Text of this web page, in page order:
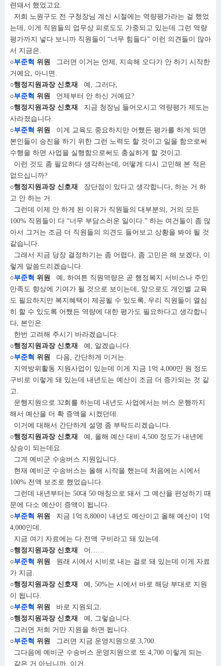
련돼서 했었고요.
저희 노원구도 전 구청장님 계신 시절에는 역량평가라는 걸 했었
는데, 이게 직원들의 업무상 피로도도 가중되고 있는데 그런 역량
평가까지 넣다 보니까 직원들이 “너무 힘들다” 이런 의견들이 많아
서 지금은.
○부준혁 위원
그러면 이거는 언제, 지속해 오다가 안 하기 시작한
거예요, 아니면.
○행정지원과장 신호재
예, 그러다,
○부준혁 위원
언제부터 안 하신 거예요?
○행정지원과장 신호재
지금 청장님 들어오시고 역량평가 제도는
사라졌습니다.
○부준혁 위원
이게 교육도 중요하지만 어쨌든 평가를 하게 되면
본인들이 승진을 하기 위한 그런 노력도 할 것이고 일을 함으로써
수행을 하면 사업을 실행함으로써도 충실하게 할 것이고.
이런 것도 좀 필요하다 생각하는데, 어떻게 다시 고민해 본 적은
없으십니까?
○행정지원과장 신호재
장단점이 있다고 생각합니다, 하는 거 하
고 안 하는 거.
그런데 이제 안 하게 된 이유가 직원들의 대부분의, 거의 모든
100% 직원들이 다 “너무 부담스러운 일이다.” 하는 여건들이 좀 많
아서 그거는 조금 더 직원들의 의견도 들어보고 상황을 봐야 될 것
같습니다.
그래서 지금 당장 결정하기는 좀 어렵다, 좀 고민은 해 보겠다, 이
렇게 말씀드리겠습니다.
○부준혁 위원
예, 하여튼 직원역량은 곧 행정복지 서비스나 주민
만족도 향상에 기여가 될 것으로 보이는데, 앞으로도 개인별 교육
도 필요하지만 복지혜택이 제공될 수 있도록, 우리 직원들이 열심
히 할 수 있도록 어쨌든 역량에 대한 평가도 필요하다고 생각합니
다, 본인은.
한번 고려해 주시기 바라겠습니다.
○행정지원과장 신호재
예, 알겠습니다.
○부준혁 위원
다음, 간단하게 이거는.
지역방위활동 지원사업이 있는데 이게 지금 1억 4,000만 원 정도
구비로 이렇게 돼 있는데 내년도는 예산이 조금 더 증가되는 것 같
고.
운행지원으로 32회를 하는데 내년도 사업에서는 버스 운행까지
해서 예산을 더 확 증액을 시켰던데.
이거에 대해서 간단하게 설명 좀 부탁드리겠습니다.
○행정지원과장 신호재
예, 올해 예산 대비 4,500 정도가 내년에
상승이 되는데요.
그게 예비군 수송버스 지원입니다.
현재 예비군 수송버스는 올해 시작을 했는데 처음에는 시에서
100% 전액 보조로 했었습니다.
그런데 내년부터는 50대 50 매칭으로 돼서 그 예산을 편성하기 때
문에 다소 예산이 증액이 됩니다.
○부준혁 위원
지금 1억 8,800이 내년도 예산이고 올해 예산이 1억
4,000인데.
지금 여기 자료에는 다 전액 구비라고 돼 있는데.
○행정지원과장 신호재
어……
○부준혁 위원
원래 시에서 시비로 내는 걸로 돼 있는데 이게 자료
가 지금.
○행정지원과장 신호재
예, 50%는 시에서 바로 해당 부대로 지원
이 됩니다.
○부준혁 위원
바로 지원되고.
○행정지원과장 신호재
예, 그렇습니다.
그러면 저희 거만 지원을 하면 됩니다.
○부준혁 위원
그러면 지금 운영지원으로 3,700.
그다음에 예비군 수송버스 운영지원으로 또 4,700 이렇게 되는.
같은 거 아닙니까, 이거.